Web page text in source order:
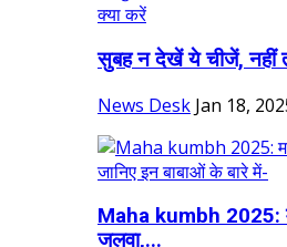
सुबह न देखें ये चीजें, नहीं
News Desk Jan 18,
Maha kumbh 2025:
जलवा,...